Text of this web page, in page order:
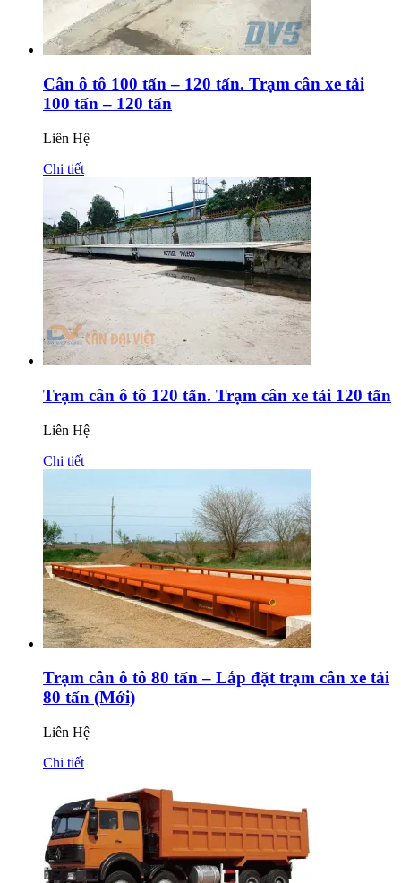
Cân ô tô 100 tấn – 120 tấn. Trạm cân xe tải
100 tấn – 120 tấn
Liên Hệ
Chi tiết
Trạm cân ô tô 120 tấn. Trạm cân xe tải 120 tấn
Liên Hệ
Chi tiết
Trạm cân ô tô 80 tấn – Lắp đặt trạm cân xe tải
80 tấn (Mới)
Liên Hệ
Chi tiết